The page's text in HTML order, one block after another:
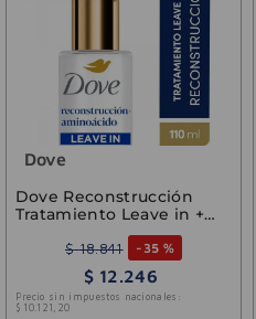
Dove
Dove Reconstrucción
Tratamiento Leave in +
Aminoácidos 110ml
$ 18.841 - 35 %
$ 12.246
Precio sin impuestos nacionales:
$ 10.121 , 20